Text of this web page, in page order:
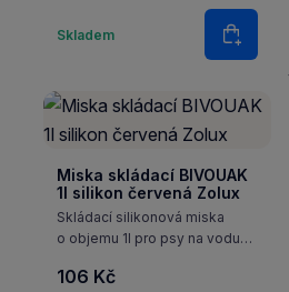
Skladem
Množství
Do
Miska skládací BIVOUAK
1l silikon červená Zolux
Skládací silikonová miska
o objemu 1l pro psy na vodu
která se hodí při všech
106 Kč